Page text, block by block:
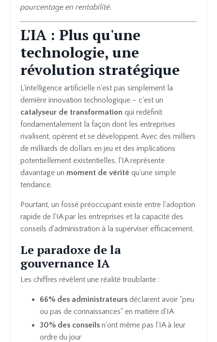
pourcentage en rentabilité.
L'IA : Plus qu'une
technologie, une
révolution stratégique
L'intelligence artificielle n'est pas simplement la
dernière innovation technologique – c'est un
catalyseur de transformation qui redéfinit
fondamentalement la façon dont les entreprises
rivalisent, opèrent et se développent. Avec des milliers
de milliards de dollars en jeu et des implications
potentiellement existentielles, l'IA représente
davantage un moment de vérité qu'une simple
tendance.
Pourtant, un fossé préoccupant existe entre l'adoption
rapide de l'IA par les entreprises et la capacité des
conseils d'administration à la superviser efficacement.
Le paradoxe de la
gouvernance IA
Les chiffres révèlent une réalité troublante :
66% des administrateurs déclarent avoir "peu
ou pas de connaissances" en matière d'IA
30% des conseils n'ont même pas l'IA à leur
ordre du jour